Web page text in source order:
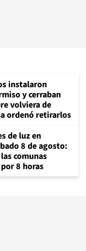
instalaron
y cerraban
volviera de
ordenó retirarlos
de luz en
8 de agosto:
comunas
8 horas